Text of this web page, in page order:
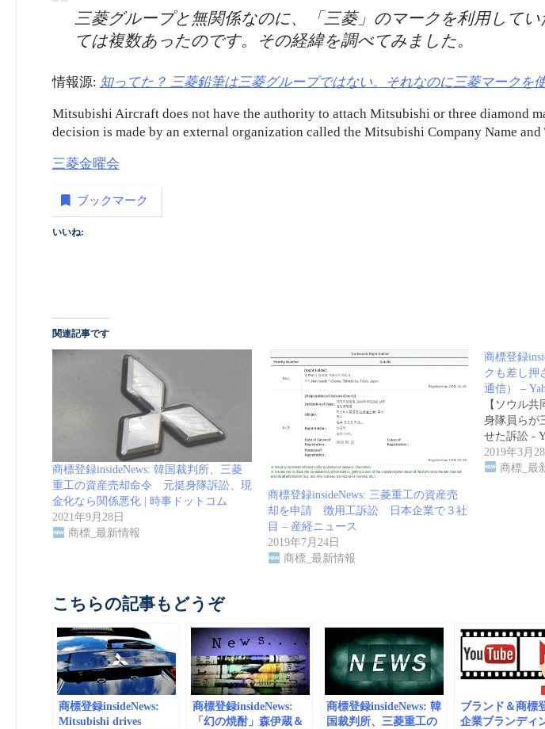
三菱グループと無関係なのに、「三菱」のマークを利用して
ては複数あったのです。その経緯を調べてみました。
情報源: 知ってた？ 三菱鉛筆は三菱グループではない。それなのに三菱マークを
Mitsubishi Aircraft does not have the authority to attach Mitsubishi or three diamond
decision is made by an external organization called the Mitsubishi Company Name and
三菱金曜会
ブックマーク
いいね:
関連記事です
商標登録insideNews: 韓国裁判所、三菱
重工の資産売却命令 元挺身隊訴訟、現
金化なら関係悪化 | 時事ドットコム
2021年9月28日
商標_最新情報
商標登録insideNews: 三菱重工の資産売
却を申請 徴用工訴訟 日本企業で３社
目 – 産経ニュース
2019年7月24日
商標_最新情報
商標登録
クも差し押
通信） –
【ソウル
身隊員らが
せた訴訟 -
2019年3月
商標_最
こちらの記事もどうぞ
商標登録insideNews:
Mitsubishi drives
商標登録insideNews:
「幻の焼酎」森伊蔵＆
商標登録insideNews: 韓
国裁判所、三菱重工の
ブランド＆商標
企業ブランディ